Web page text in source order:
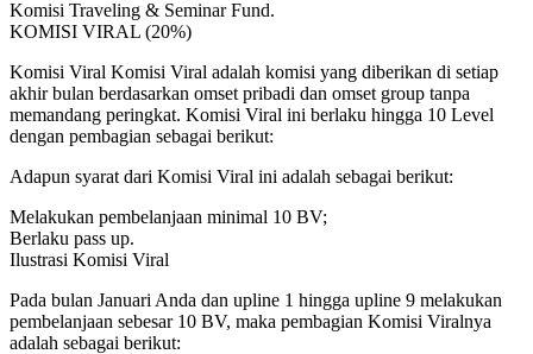
Komisi Traveling & Seminar Fund.
KOMISI VIRAL (20%)
Komisi Viral Komisi Viral adalah komisi yang diberikan di setiap
akhir bulan berdasarkan omset pribadi dan omset group tanpa
memandang peringkat. Komisi Viral ini berlaku hingga 10 Level
dengan pembagian sebagai berikut:
Adapun syarat dari Komisi Viral ini adalah sebagai berikut:
Melakukan pembelanjaan minimal 10 BV;
Berlaku pass up.
Ilustrasi Komisi Viral
Pada bulan Januari Anda dan upline 1 hingga upline 9 melakukan
pembelanjaan sebesar 10 BV, maka pembagian Komisi Viralnya
adalah sebagai berikut: